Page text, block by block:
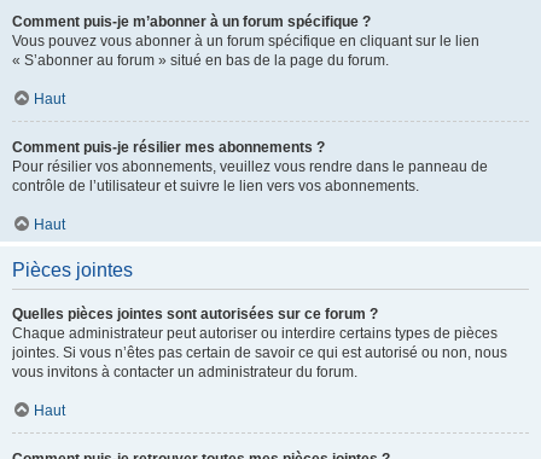
Comment puis-je m’abonner à un forum spécifique ?
Vous pouvez vous abonner à un forum spécifique en cliquant sur le lien
« S’abonner au forum » situé en bas de la page du forum.
Haut
Comment puis-je résilier mes abonnements ?
Pour résilier vos abonnements, veuillez vous rendre dans le panneau de
contrôle de l’utilisateur et suivre le lien vers vos abonnements.
Haut
Pièces jointes
Quelles pièces jointes sont autorisées sur ce forum ?
Chaque administrateur peut autoriser ou interdire certains types de pièces
jointes. Si vous n’êtes pas certain de savoir ce qui est autorisé ou non, nous
vous invitons à contacter un administrateur du forum.
Haut